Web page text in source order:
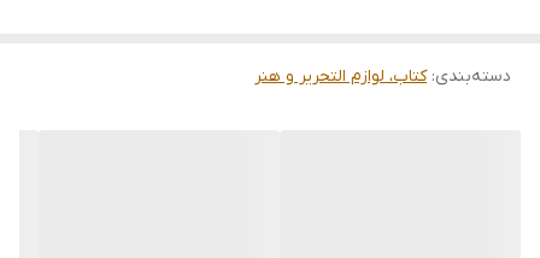
دسته‌بندی:کتاب، لوازم التحریر و هنر